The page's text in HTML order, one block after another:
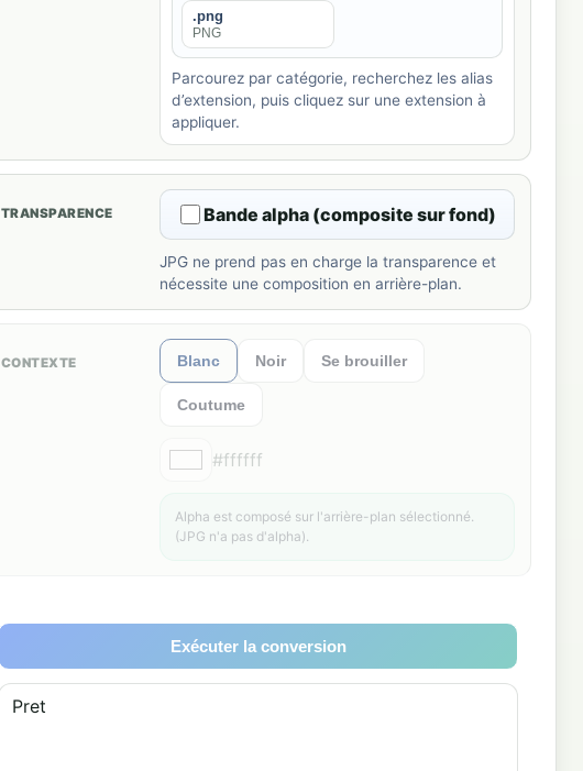
.png
PNG
Parcourez par catégorie, recherchez les alias
d’extension, puis cliquez sur une extension à
appliquer.
TRANSPARENCE Bande alpha (composite sur fond)
JPG ne prend pas en charge la transparence et
nécessite une composition en arrière-plan.
CONTEXTE Blanc Noir Se brouiller
Coutume
#ffffff
Alpha est composé sur l'arrière-plan sélectionné.
(JPG n'a pas d'alpha).
Exécuter la conversion
Pret